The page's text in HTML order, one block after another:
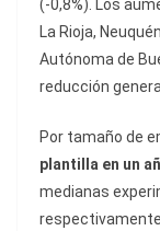
(-0,8%). Los
La Rioja,
Autónoma de
reducción
Por tamaño de
plantilla en un
medianas